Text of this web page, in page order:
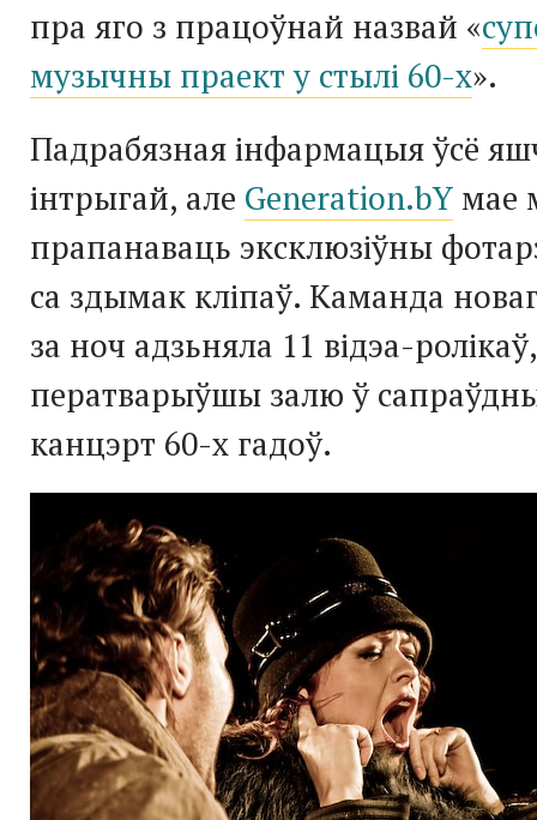
пра яго з працоўнай назвай «
музычны праект у стылі 60-х».
Падрабязная інфармацыя ўсё
інтрыгай, але Generation.bY мае
прапанаваць эксклюзіўны
са здымак кліпаў. Каманда
за ноч адзьняла 11 відэа-ролікаў,
ператварыўшы залю ў
канцэрт 60-х гадоў.